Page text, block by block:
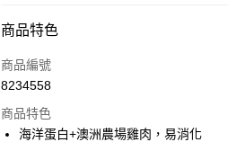
付款方式
信用卡一次付款
LINE Pay
商品特色
商品編號
8234558
商品特色
海洋蛋白+澳洲農場雞肉，易消化